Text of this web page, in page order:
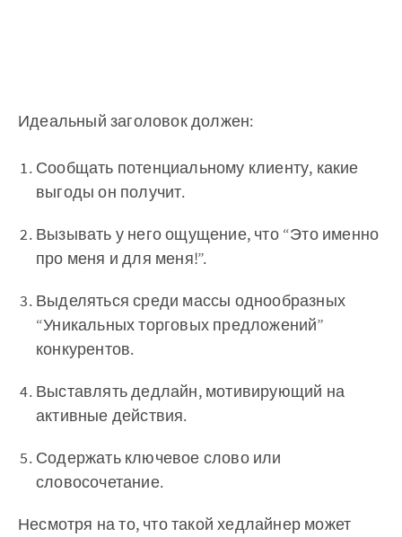
Идеальный заголовок должен:
Сообщать потенциальному клиенту, какие
выгоды он получит.
Вызывать у него ощущение, что “Это именно
про меня и для меня!”.
Выделяться среди массы однообразных
“Уникальных торговых предложений”
конкурентов.
Выставлять дедлайн, мотивирующий на
активные действия.
Содержать ключевое слово или
словосочетание.
Несмотря на то, что такой хедлайнер может